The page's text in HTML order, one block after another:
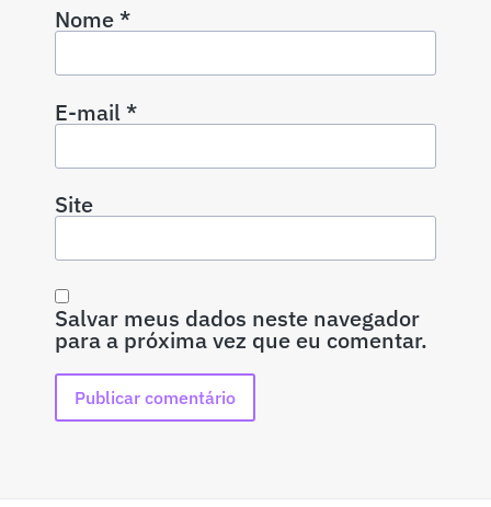
Nome*
E-mail*
Site
Salvar meus dados neste navegador
para a próxima vez que eu comentar.